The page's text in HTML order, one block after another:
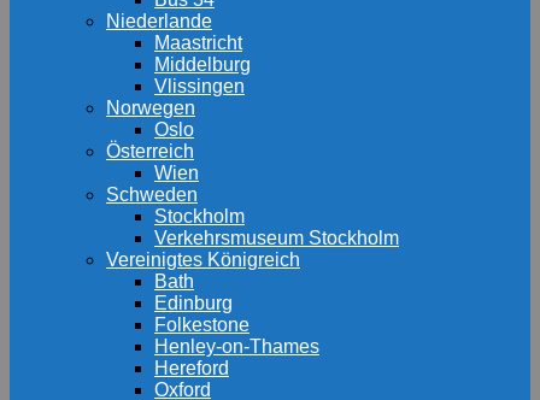
Niederlande
Maastricht
Middelburg
Vlissingen
Norwegen
Oslo
Österreich
Wien
Schweden
Stockholm
Verkehrsmuseum Stockholm
Vereinigtes Königreich
Bath
Edinburg
Folkestone
Henley-on-Thames
Hereford
Oxford